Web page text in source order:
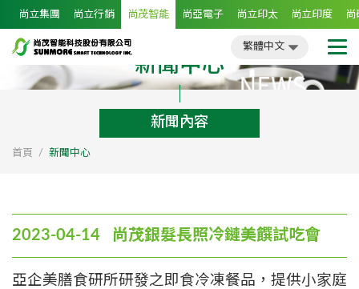
尚立集團 尚立行銷 尚茂智能 尚亞電子 尚立印太 尚立印度 尚
繁體中文
新聞中心
新聞內容
首頁 新聞中心
2023-04-14 尚茂銀髮長照冷鏈美饌試吃會
亞企美膳食研所研發之即食冷凍餐品，提供小家庭